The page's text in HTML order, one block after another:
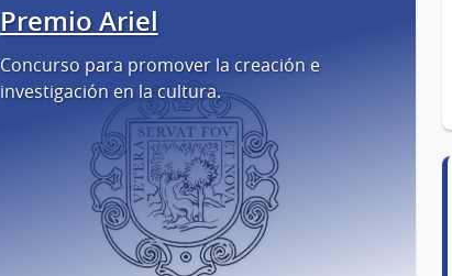
Premio Ariel
Concurso para promover la creación e
investigación en la cultura.